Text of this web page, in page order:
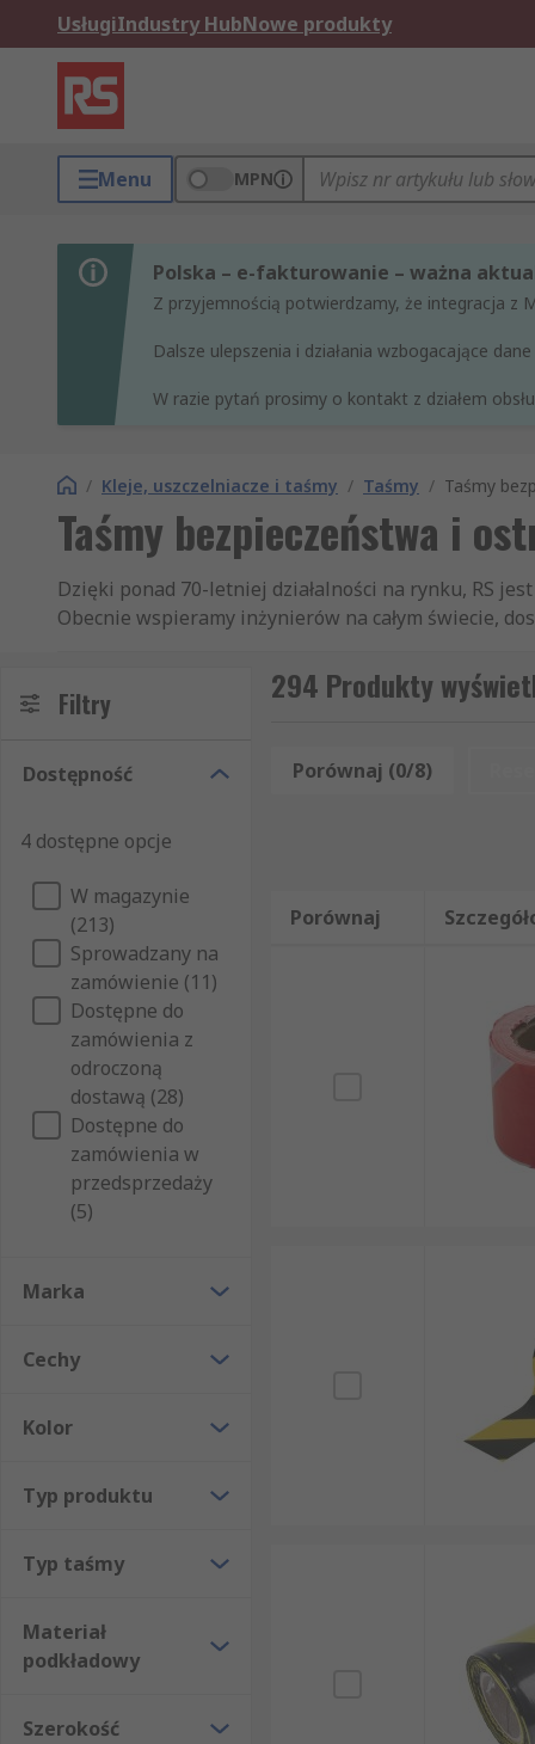
UsługiIndustry HubNowe produkty
Menu MPN
Polska – e-fakturowanie – ważna
Z przyjemnością potwierdzamy, że integracja z
Dalsze ulepszenia i działania wzbogacające
W razie pytań prosimy o kontakt z działem
/ Kleje, uszczelniacze i taśmy / Taśmy / Taśmy
Taśmy bezpieczeństwa i
Dzięki ponad 70-letniej działalności na rynku, RS
Obecnie wspieramy inżynierów na całym świecie,
taśmy pakowe. Oprócz artykułów z sekcji Taśmy
skład naszej oferty artykułów z grupy Artykuły
Mogą Państwo zawęzić wyniki wyszukiwania do
wyszukiwania nie tylko według marki produktu, ale
produktów z kategorii Taśmy ostrzegawcze , jeśli
oferujemy wyłącznie produkty od sprawdzonych
Państwu informacje na temat konserwacji i
Państwu zdjęcia i opisy produktów, dzięki czemu
Filtry
Dostępność
4 dostępne opcje
W magazynie
(213)
Sprowadzany na
zamówienie (11)
Dostępne do
zamówienia z
odroczoną
dostawą (28)
Dostępne do
zamówienia w
przedsprzedaży
(5)
Marka
Cechy
Kolor
Typ produktu
Typ taśmy
Materiał
podkładowy
Szerokość
294 Produkty
Porównaj (0/8)
Porównaj